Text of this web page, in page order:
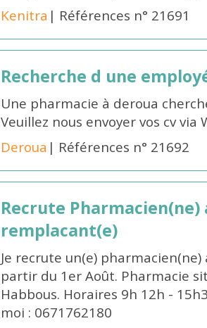
Kenitra | Références n° 21691
Recherche d une
Une pharmacie à deroua
Veuillez nous envoyer vos cv via
Deroua | Références n° 21692
Recrute
remplacant(e)
Je recrute un(e)
partir du 1er Août. Pharmacie
Habbous. Horaires 9h 12h -
moi : 0671762180